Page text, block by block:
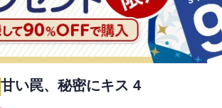
甘い罠、秘密にキス 4